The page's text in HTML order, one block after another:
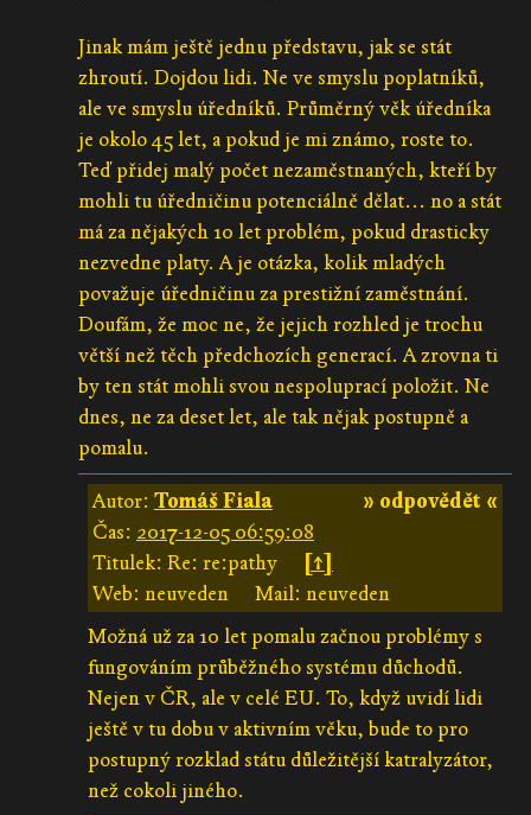
Jinak mám ještě jednu představu, jak se stát
zhroutí. Dojdou lidi. Ne ve smyslu poplatníků,
ale ve smyslu úředníků. Průměrný věk úředníka
je okolo 45 let, a pokud je mi známo, roste to.
Teď přidej malý počet nezaměstnaných, kteří by
mohli tu úředničinu potenciálně dělat... no a stát
má za nějakých 10 let problém, pokud drasticky
nezvedne platy. A je otázka, kolik mladých
považuje úředničinu za prestižní zaměstnání.
Doufám, že moc ne, že jejich rozhled je trochu
větší než těch předchozích generací. A zrovna ti
by ten stát mohli svou nespoluprací položit. Ne
dnes, ne za deset let, ale tak nějak postupně a
pomalu.
» odpovědět «
Autor: Tomáš Fiala
Čas: 2017-12-05 06:59:08
Titulek: Re: re:pathy
[↑]
Web: neuveden
Mail: neuveden
Možná už za 10 let pomalu začnou problémy s
fungováním průběžného systému důchodů.
Nejen v ČR, ale v celé EU. To, když uvidí lidi
ještě v tu dobu v aktivním věku, bude to pro
postupný rozklad státu důležitější katralyzátor,
než cokoli jiného.